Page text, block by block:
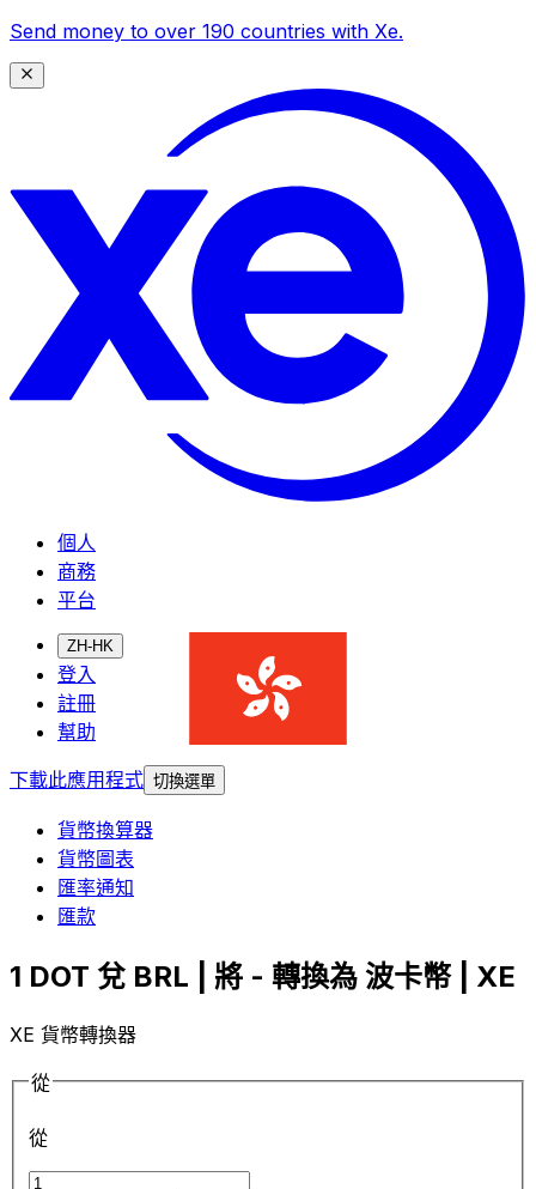
Send money to over 190 countries with Xe.
個人
商務
平台
ZH-HK
登入
註冊
幫助
下載此應用程式 切換選單
貨幣換算器
貨幣圖表
匯率通知
匯款
1 DOT 兌 BRL | 將 - 轉換為 波卡幣 | XE
XE 貨幣轉換器
從
從